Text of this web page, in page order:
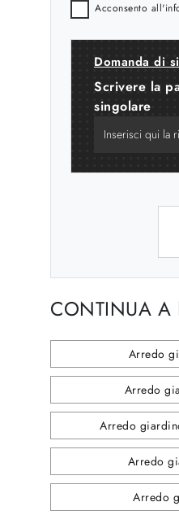
Acconsento
Domanda di
Scrivere la
singolare
CONTINUA A
Arredo
Arredo
Arredo
Arredo
Arredo